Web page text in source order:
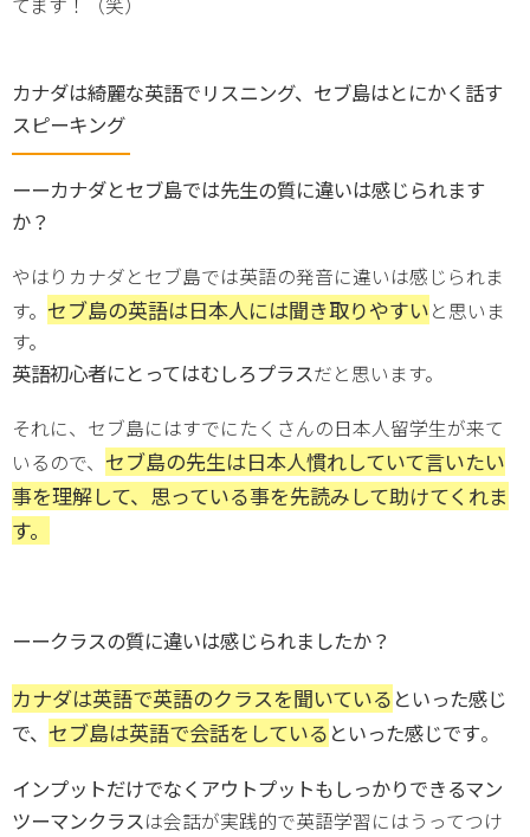
カナダは綺麗な英語でリスニング、セブ島はとにかく話す
スピーキング
ーーカナダとセブ島では先生の質に違いは感じられます
か？
やはりカナダとセブ島では英語の発音に違いは感じられま
す。 セブ島の英語は日本人には聞き取りやすいと思いま
す。
英語初心者にとってはむしろプラスだと思います。
それに、セブ島にはすでにたくさんの日本人留学生が来て
いるので、 セブ島の先生は日本人慣れしていて言いたい
事を理解して、思っている事を先読みして助けてくれま
す。
ーークラスの質に違いは感じられましたか？
カナダは英語で英語のクラスを聞いている といった感じ
で、 セブ島は英語で会話をしている といった感じです。
インプットだけでなくアウトプットもしっかりできるマン
ツーマンクラスは会話が実践的で英語学習にはうってつけ